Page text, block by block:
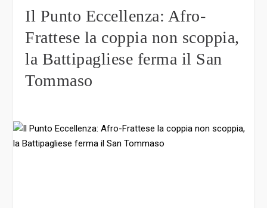
Il Punto Eccellenza: Afro-
Frattese la coppia non scoppia,
la Battipagliese ferma il San
Tommaso